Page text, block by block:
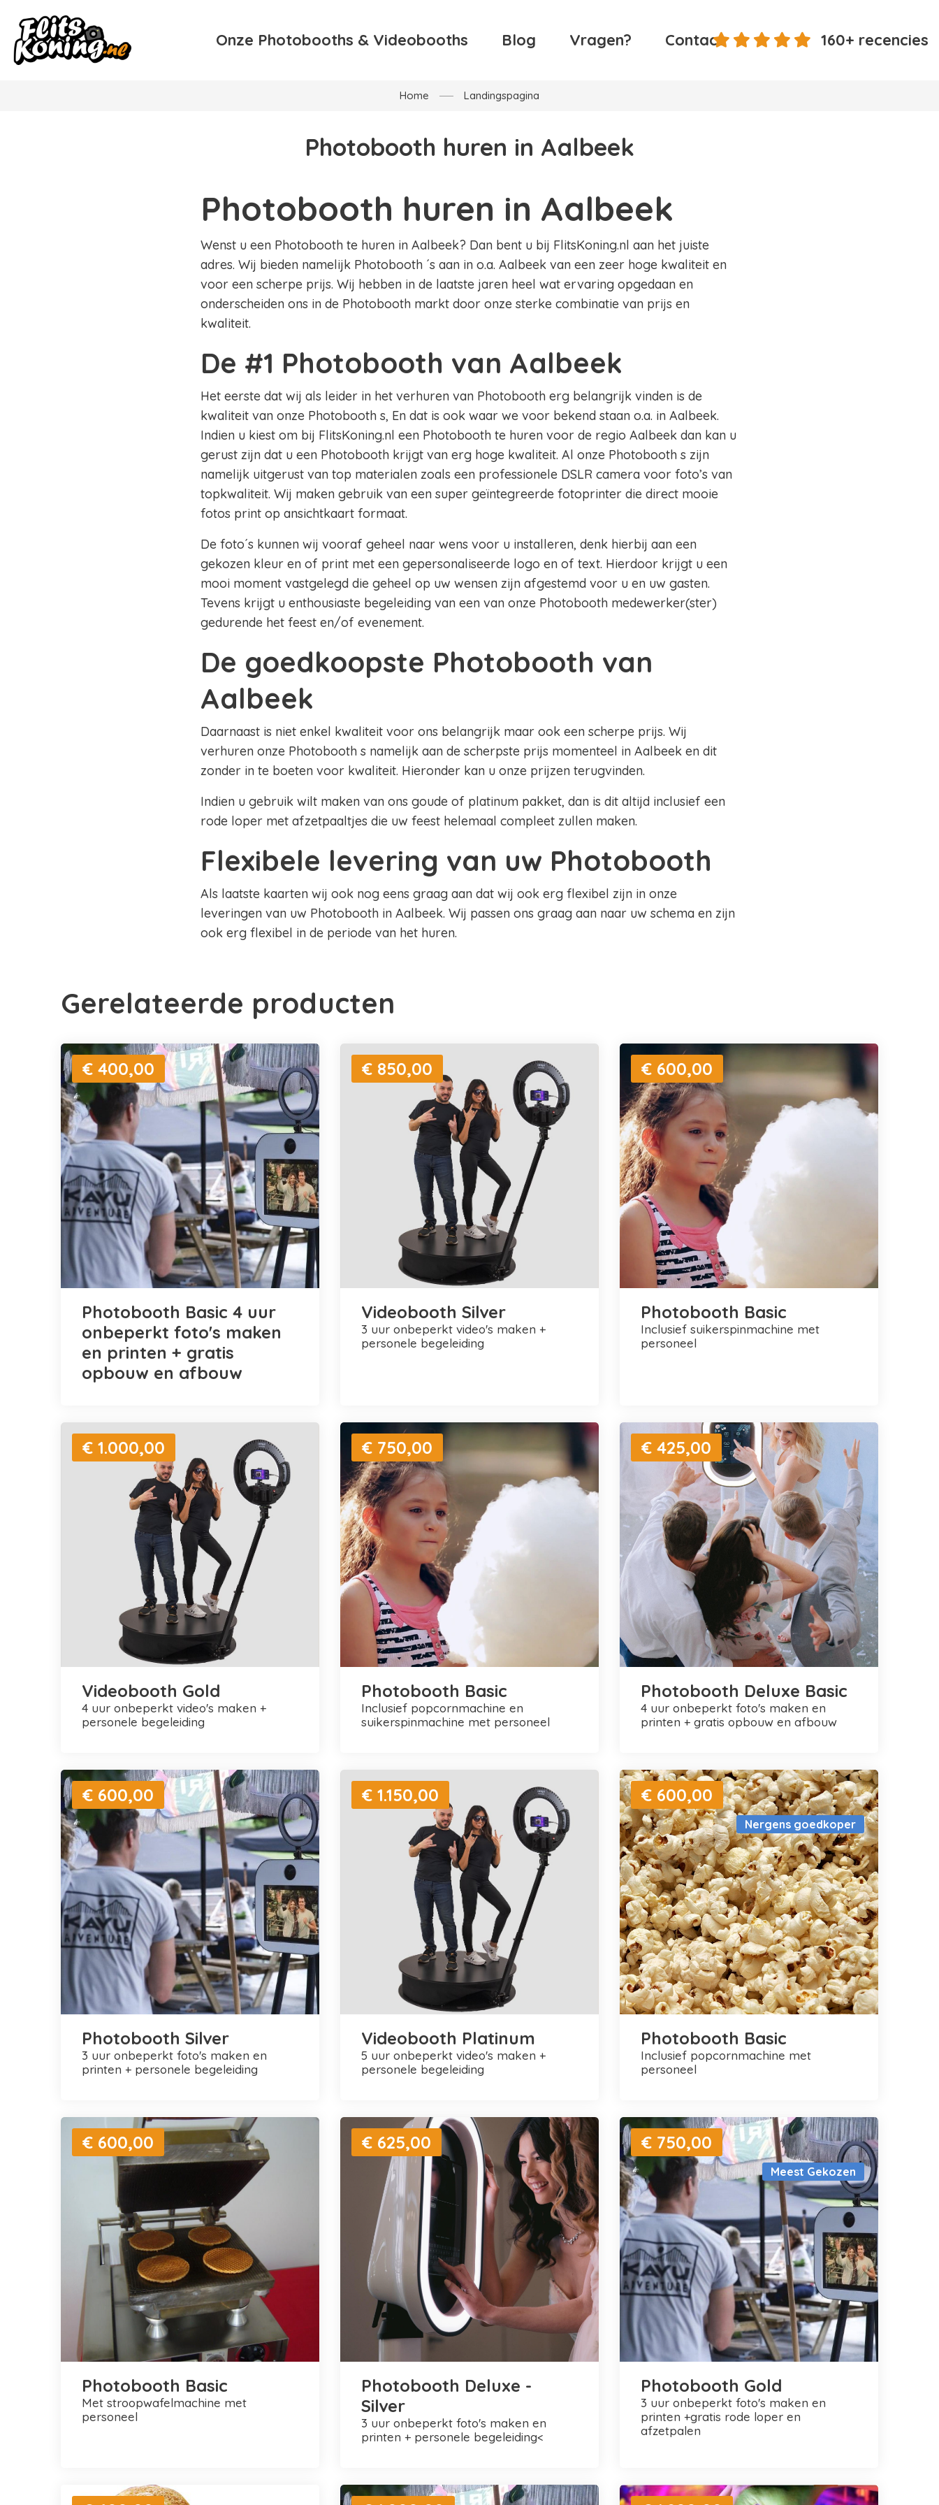
Onze Photobooths & Videobooths Blog Vragen? Contact 160+ recencies
Home Landingspagina
Photobooth huren in Aalbeek
Photobooth huren in Aalbeek
Wenst u een Photobooth te huren in Aalbeek? Dan bent u bij FlitsKoning.nl aan het juiste
adres. Wij bieden namelijk Photobooth ´s aan in o.a. Aalbeek van een zeer hoge kwaliteit en
voor een scherpe prijs. Wij hebben in de laatste jaren heel wat ervaring opgedaan en
onderscheiden ons in de Photobooth markt door onze sterke combinatie van prijs en
kwaliteit.
De #1 Photobooth van Aalbeek
Het eerste dat wij als leider in het verhuren van Photobooth erg belangrijk vinden is de
kwaliteit van onze Photobooth s, En dat is ook waar we voor bekend staan o.a. in Aalbeek.
Indien u kiest om bij FlitsKoning.nl een Photobooth te huren voor de regio Aalbeek dan kan u
gerust zijn dat u een Photobooth krijgt van erg hoge kwaliteit. Al onze Photobooth s zijn
namelijk uitgerust van top materialen zoals een professionele DSLR camera voor foto’s van
topkwaliteit. Wij maken gebruik van een super geïntegreerde fotoprinter die direct mooie
fotos print op ansichtkaart formaat.
De foto´s kunnen wij vooraf geheel naar wens voor u installeren, denk hierbij aan een
gekozen kleur en of print met een gepersonaliseerde logo en of text. Hierdoor krijgt u een
mooi moment vastgelegd die geheel op uw wensen zijn afgestemd voor u en uw gasten.
Tevens krijgt u enthousiaste begeleiding van een van onze Photobooth medewerker(ster)
gedurende het feest en/of evenement.
De goedkoopste Photobooth van
Aalbeek
Daarnaast is niet enkel kwaliteit voor ons belangrijk maar ook een scherpe prijs. Wij
verhuren onze Photobooth s namelijk aan de scherpste prijs momenteel in Aalbeek en dit
zonder in te boeten voor kwaliteit. Hieronder kan u onze prijzen terugvinden.
Indien u gebruik wilt maken van ons goude of platinum pakket, dan is dit altijd inclusief een
rode loper met afzetpaaltjes die uw feest helemaal compleet zullen maken.
Flexibele levering van uw Photobooth
Als laatste kaarten wij ook nog eens graag aan dat wij ook erg flexibel zijn in onze
leveringen van uw Photobooth in Aalbeek. Wij passen ons graag aan naar uw schema en zijn
ook erg flexibel in de periode van het huren.
Gerelateerde producten
€ 400,00
Photobooth Basic 4 uur
onbeperkt foto's maken
en printen + gratis
opbouw en afbouw
€ 850,00
Videobooth Silver
3 uur onbeperkt video's maken +
personele begeleiding
€ 600,00
Photobooth Basic
inclusief suikerspinmachine met
personeel
€ 1.000,00
Videobooth Gold
4 uur onbeperkt video's maken +
personele begeleiding
€ 750,00
Photobooth Basic
inclusief popcornmachine en
suikerspinmachine met personeel
€ 425,00
Photobooth Deluxe Basic
4 uur onbeperkt foto's maken en
printen + gratis opbouw en afbouw
€ 600,00
Photobooth Silver
3 uur onbeperkt foto's maken en
printen + personele begeleiding
€ 1.150,00
Videobooth Platinum
5 uur onbeperkt video's maken +
personele begeleiding
Nergens goedkoper
€ 600,00
Photobooth Basic
inclusief popcornmachine met
personeel
€ 600,00
Photobooth Basic
met stroopwafelmachine met
personeel
€ 625,00
Photobooth Deluxe -
Silver
3 uur onbeperkt foto's maken en
printen + personele begeleiding<
Meest Gekozen
€ 750,00
Photobooth Gold
3 uur onbeperkt foto's maken en
printen +gratis rode loper en
afzetpalen